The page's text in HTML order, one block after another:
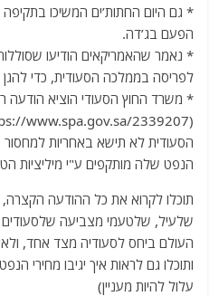
* גם היום החתות’ים המשיכו
הפעם בג’דה.
* נאמר שהאמריקאים הודיעו שסוללות
לפריסה בממלכה הסעודית, כדי להגן
* משרד החוץ הסעודי הוציא הודעה
הסעודית לא תישא באחריות
הנפט שלה מותקפים ע"י מיליציות
תוכלו לקרוא את כל ההודעה הקצרה,
שלעיל, שלטעמי מצביעה
העולם ביחס לסעודיה מצד אחד,
ותוכלו גם לראות איך יגיבו מחירי
עלול להיות מעניין)